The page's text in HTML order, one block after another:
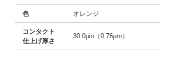
色 オレンジ
コンタクト
仕上げ厚さ
30.0µin（0.76µm）